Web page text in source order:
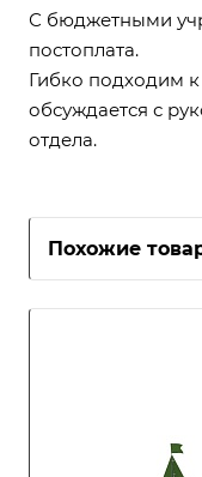
С бюджетными
постоплата.
Гибко подходим
обсуждается с
отдела.
Похожие